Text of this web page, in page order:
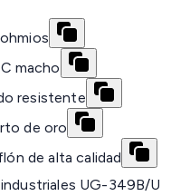
macho
resistente
de oro
de alta calidad
UG-349B/U